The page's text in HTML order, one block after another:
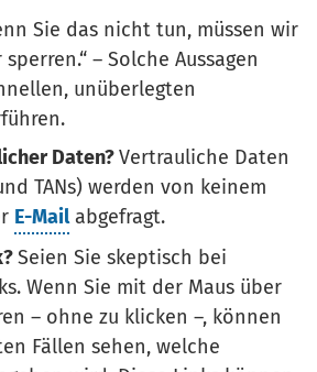
Sie das nicht tun, müssen wir
– Solche Aussagen
unüberlegten
Daten?Vertrauliche Daten
TANs) werden von keinem
E-Mailabgefragt.
Seien Sie skeptisch bei
Wenn Sie mit der Maus über
– ohne zu klicken –, können
Fällen sehen, welche